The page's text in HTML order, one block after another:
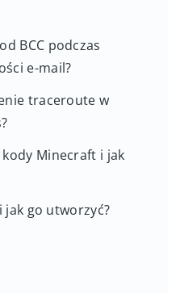
BCC podczas
e-mail?
traceroute w
Minecraft i jak
jak go utworzyć?